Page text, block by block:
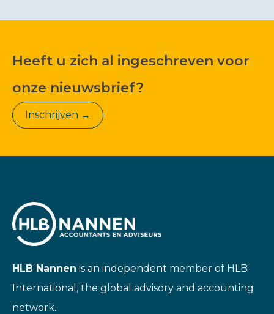
Heeft u zich al ingeschreven voor
onze nieuwsbrief?
Inschrijven →
HLB Nannen is an independent member of HLB
International, the global advisory and accounting
network.